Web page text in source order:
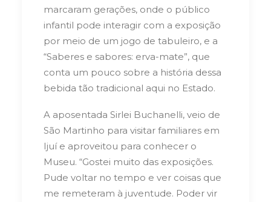
marcaram gerações, onde o público
infantil pode interagir com a exposição
por meio de um jogo de tabuleiro, e a
“Saberes e sabores: erva-mate”, que
conta um pouco sobre a história dessa
bebida tão tradicional aqui no Estado.
A aposentada Sirlei Buchanelli, veio de
São Martinho para visitar familiares em
Ijuí e aproveitou para conhecer o
Museu. “Gostei muito das exposições.
Pude voltar no tempo e ver coisas que
me remeteram à juventude. Poder vir